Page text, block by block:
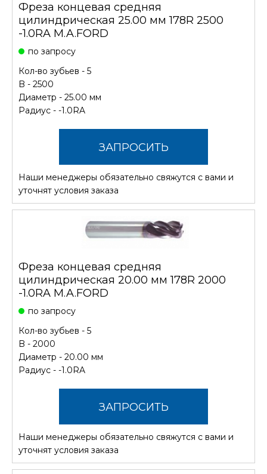
Фреза концевая средняя
цилиндрическая 25.00 мм 178R 2500
-1.0RA M.A.FORD
по запросу
Кол-во зубьев - 5
B - 2500
Диаметр - 25.00 мм
Радиус - -1.0RA
ЗАПРОСИТЬ
СТОИМОСТЬ
Наши менеджеры обязательно свяжутся с вами и
уточнят условия заказа
Фреза концевая средняя
цилиндрическая 20.00 мм 178R 2000
-1.0RA M.A.FORD
по запросу
Кол-во зубьев - 5
B - 2000
Диаметр - 20.00 мм
Радиус - -1.0RA
ЗАПРОСИТЬ
СТОИМОСТЬ
Наши менеджеры обязательно свяжутся с вами и
уточнят условия заказа